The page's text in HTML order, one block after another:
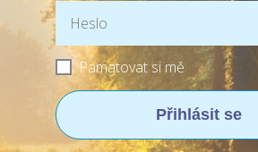
Pamatovat si mě
Přihlásit se